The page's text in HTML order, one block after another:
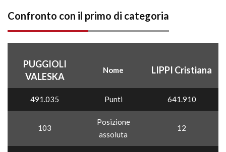
Confronto con il primo di categoria
PUGGIOLI
VALESKA
Nome LIPPI Cristiana
491.035 Punti 641.910
103
Posizione
assoluta
12